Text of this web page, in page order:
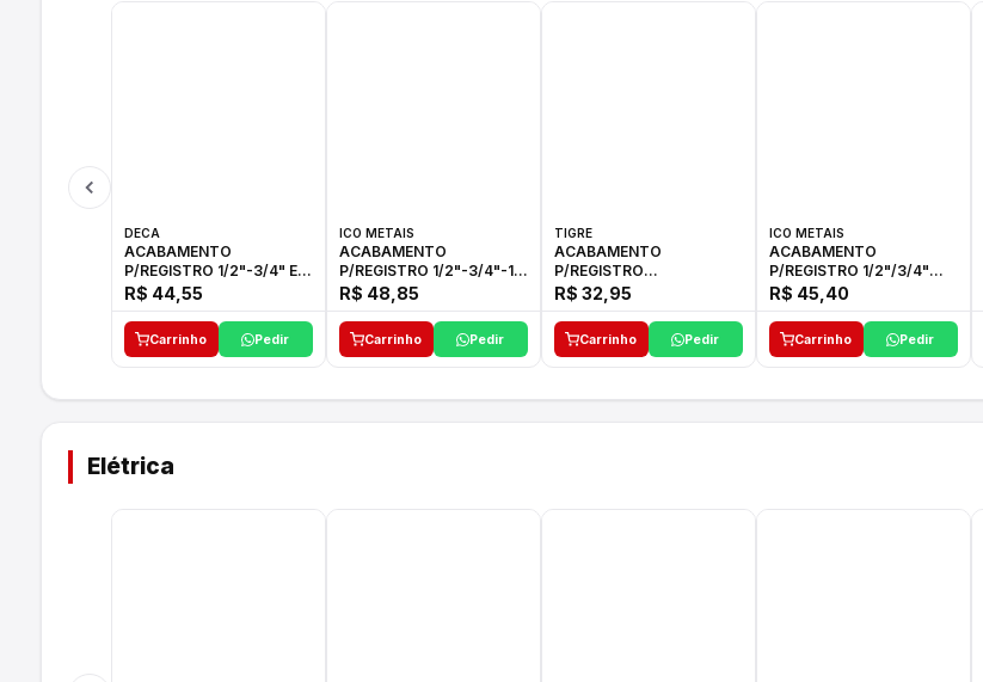
DECA
ACABAMENTO
P/REGISTRO 1/2"-3/4" E
1"C21.PQ DECA
R$ 44,55
Carrinho Pedir
ICO METAIS
ACABAMENTO
P/REGISTRO 1/2"-3/4"-1"
ACB M CS 33 ICO
R$ 48,85
Carrinho Pedir
TIGRE
ACABAMENTO
P/REGISTRO
1/2"-3/4"-1"ELLA CROSS
R$ 32,95
Carrinho Pedir
ICO METAIS
ACABAMENTO
P/REGISTRO 1/2"/3/4"
1416 ACB 33 E ICO
R$ 45,40
Carrinho Pedir
Elétrica